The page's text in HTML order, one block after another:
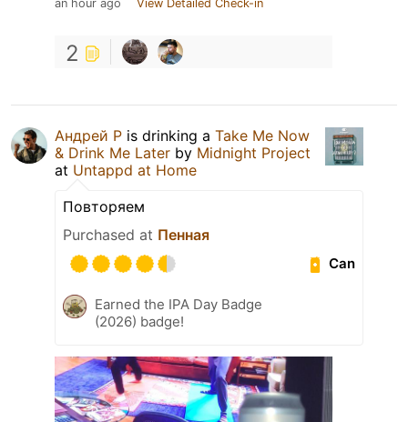
an hour ago View Detailed Check-in
2
Андрей Р is drinking a Take Me Now
& Drink Me Later by Midnight Project
at Untappd at Home
Повторяем
Purchased at Пенная
Can
Earned the IPA Day Badge
(2026) badge!